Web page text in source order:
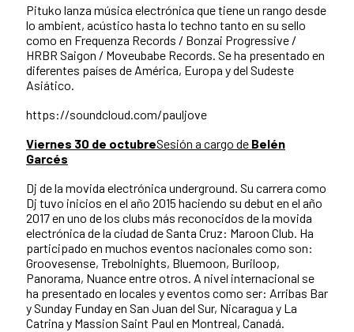
Pituko lanza música electrónica que tiene un rango desde
lo ambient, acústico hasta lo techno tanto en su sello
como en Frequenza Records / Bonzai Progressive /
HRBR Saigon / Moveubabe Records. Se ha presentado en
diferentes países de América, Europa y del Sudeste
Asiático.
https://soundcloud.com/pauljove
Viernes 30 de octubreSesión a cargo de Belén
Garcés
Dj de la movida electrónica underground. Su carrera como
Dj tuvo inicios en el año 2015 haciendo su debut en el año
2017 en uno de los clubs más reconocidos de la movida
electrónica de la ciudad de Santa Cruz: Maroon Club. Ha
participado en muchos eventos nacionales como son:
Groovesense, Trebolnights, Bluemoon, Buriloop,
Panorama, Nuance entre otros. A nivel internacional se
ha presentado en locales y eventos como ser: Arribas Bar
y Sunday Funday en San Juan del Sur, Nicaragua y La
Catrina y Massion Saint Paul en Montreal, Canadá.